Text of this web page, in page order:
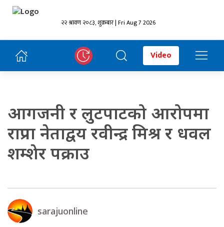
२२ श्रावण २०८३, शुक्रबार | Fri Aug 7 2026
Video
आगजनी र लुटपाटको आरोपमा
राप्रपा नेताद्वय रवीन्द्र मिश्र र धवल
शम्शेर पक्राउ
sarajuonline